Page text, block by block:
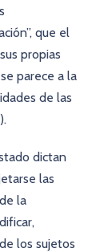
que el
propias
parece a la
de las
dictan
las
la
los sujetos